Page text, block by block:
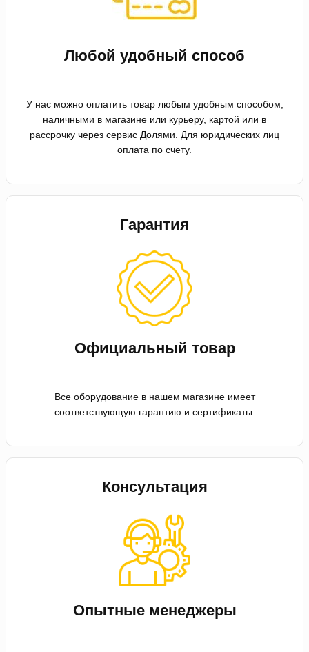
Любой удобный способ
У нас можно оплатить товар любым удобным способом,
наличными в магазине или курьеру, картой или в
рассрочку через сервис Долями. Для юридических лиц
оплата по счету.
Гарантия
Официальный товар
Все оборудование в нашем магазине имеет
соответствующую гарантию и сертификаты.
Консультация
Опытные менеджеры